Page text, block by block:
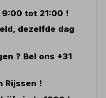
tot 21:00 !
dezelfde dag
? Bel ons +31
Rijssen !